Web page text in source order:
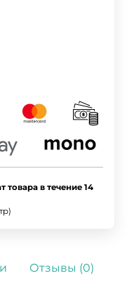
товара в течение 14
Отзывы (0)